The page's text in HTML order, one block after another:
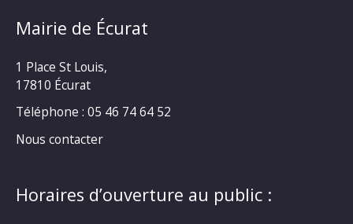
Mairie de Écurat
1 Place St Louis,
17810 Écurat
Téléphone : 05 46 74 64 52
Nous contacter
Horaires d’ouverture au public :